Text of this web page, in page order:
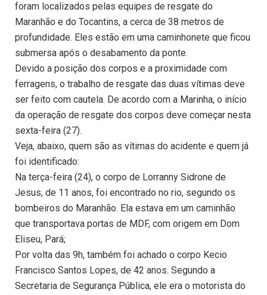
foram localizados pelas equipes de resgate do
Maranhão e do Tocantins, a cerca de 38 metros de
profundidade. Eles estão em uma caminhonete que ficou
submersa após o desabamento da ponte.
Devido a posição dos corpos e a proximidade com
ferragens, o trabalho de resgate das duas vítimas deve
ser feito com cautela. De acordo com a Marinha, o início
da operação de resgate dos corpos deve começar nesta
sexta-feira (27).
Veja, abaixo, quem são as vítimas do acidente e quem já
foi identificado:
Na terça-feira (24), o corpo de Lorranny Sidrone de
Jesus, de 11 anos, foi encontrado no rio, segundo os
bombeiros do Maranhão. Ela estava em um caminhão
que transportava portas de MDF, com origem em Dom
Eliseu, Pará;
Por volta das 9h, também foi achado o corpo Kecio
Francisco Santos Lopes, de 42 anos. Segundo a
Secretaria de Segurança Pública, ele era o motorista do